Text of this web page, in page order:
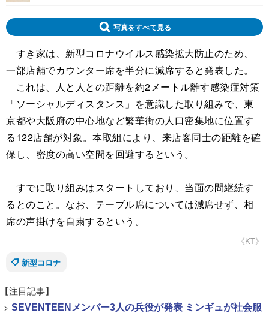
写真をすべて見る
すき家は、新型コロナウイルス感染拡大防止のため、
一部店舗でカウンター席を半分に減席すると発表した。
これは、人と人との距離を約2メートル離す感染症対策
「ソーシャルディスタンス」を意識した取り組みで、東
京都や大阪府の中心地など繁華街の人口密集地に位置す
る122店舗が対象。本取組により、来店客同士の距離を確
保し、密度の高い空間を回避するという。
すでに取り組みはスタートしており、当面の間継続す
るとのこと。なお、テーブル席については減席せず、相
席の声掛けを自粛するという。
《KT》
新型コロナ
【注目記事】
> SEVENTEENメンバー3人の兵役が発表 ミンギュが社会服